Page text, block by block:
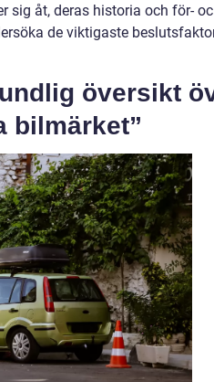
sig åt, deras historia och för-
de viktigaste
översikt
bilmärket”